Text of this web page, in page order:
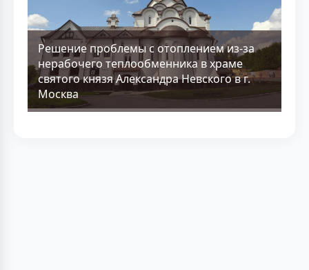
Решение проблемы с отоплением из-за
нерабочего теплообменника в храме
святого князя Александра Невского в г.
Москва